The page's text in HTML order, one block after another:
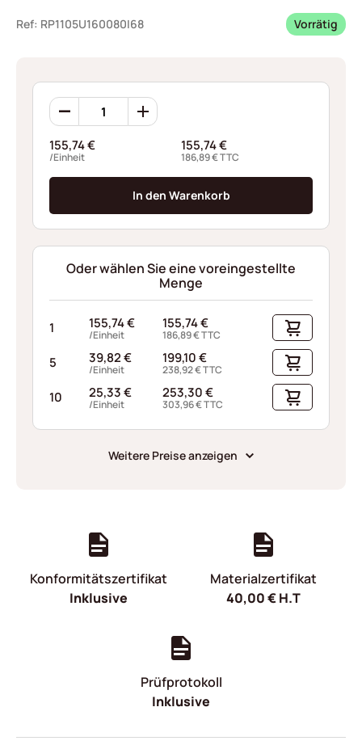
Ref: RP1105U160080I68 Vorrätig
Ondufil
Wellenfedern
Menge
155,74€
/Einheit
155,74€
186,89€TTC
In den Warenkorb
Oder wählen Sie eine voreingestellte
Menge
1 155,74€
/Einheit
155,74€
186,89€TTC
5 39,82€
/Einheit
199,10€
238,92€TTC
10 25,33€
/Einheit
253,30€
303,96€TTC
Weitere Preise anzeigen
Konformitätszertifikat
Inklusive
Materialzertifikat
40,00€H.T
Prüfprotokoll
Inklusive